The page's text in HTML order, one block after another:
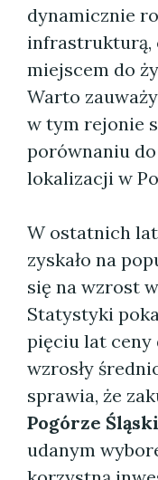
dynamicznie
infrastrukturą,
miejscem do
Warto
w tym rejonie
porównaniu
lokalizacji w
W ostatnich
zyskało na
się na wzrost
Statystyki
pięciu lat ceny
wzrosły
sprawia, że
Pogórze
udanym